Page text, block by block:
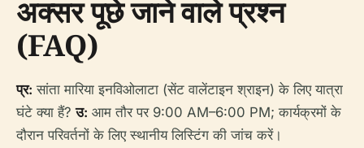
अक्सर पूछे जाने वाले प्रश्न
(FAQ)
प्र: सांता मारिया इनविओलाटा (सेंट वालेंटाइन श्राइन) के लिए यात्रा
घंटे क्या हैं?उ: आम तौर पर 9:00 AM–6:00 PM; कार्यक्रमों के
दौरान परिवर्तनों के लिए स्थानीय लिस्टिंग की जांच करें।